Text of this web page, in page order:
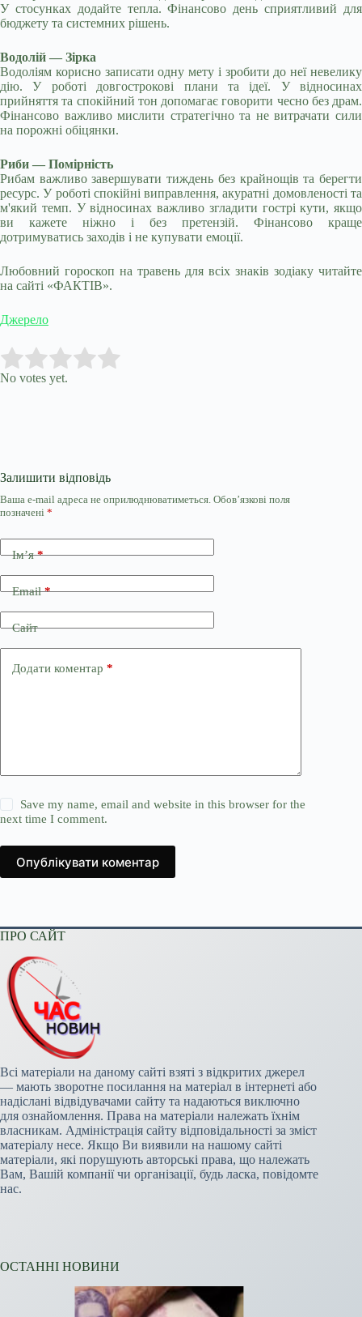
У стосунках додайте тепла. Фінансово день сприятливий для
бюджету та системних рішень.
Водолій — Зірка
Водоліям корисно записати одну мету і зробити до неї невелику
дію. У роботі довгострокові плани та ідеї. У відносинах
прийняття та спокійний тон допомагає говорити чесно без драм.
Фінансово важливо мислити стратегічно та не витрачати сили
на порожні обіцянки.
Риби — Помірність
Рибам важливо завершувати тиждень без крайнощів та берегти
ресурс. У роботі спокійні виправлення, акуратні домовленості та
м'який темп. У відносинах важливо згладити гострі кути, якщо
ви кажете ніжно і без претензій. Фінансово краще
дотримуватись заходів і не купувати емоції.
Любовний гороскоп на травень для всіх знаків зодіаку читайте
на сайті «ФАКТІВ».
Джерело
Rate this item:
No votes yet.
Залишити відповідь
Ваша e-mail адреса не оприлюднюватиметься. Обов’язкові поля
позначені *
Ім’я*
Email*
Сайт
Додати коментар *
Save my name, email and website in this browser for the
next time I comment.
Опублікувати коментар
ПРО САЙТ
Всі матеріали на даному сайті взяті з відкритих джерел
— мають зворотне посилання на матеріал в інтернеті або
надіслані відвідувачами сайту та надаються виключно
для ознайомлення. Права на матеріали належать їхнім
власникам. Адміністрація сайту відповідальності за зміст
матеріалу несе. Якщо Ви виявили на нашому сайті
матеріали, які порушують авторські права, що належать
Вам, Вашій компанії чи організації, будь ласка, повідомте
нас.
ОСТАННІ НОВИНИ